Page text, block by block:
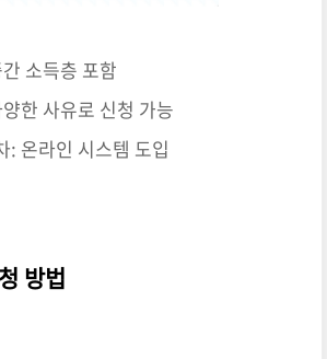
소득층 포함
한 사유로 신청 가능
: 온라인 시스템 도입
방법